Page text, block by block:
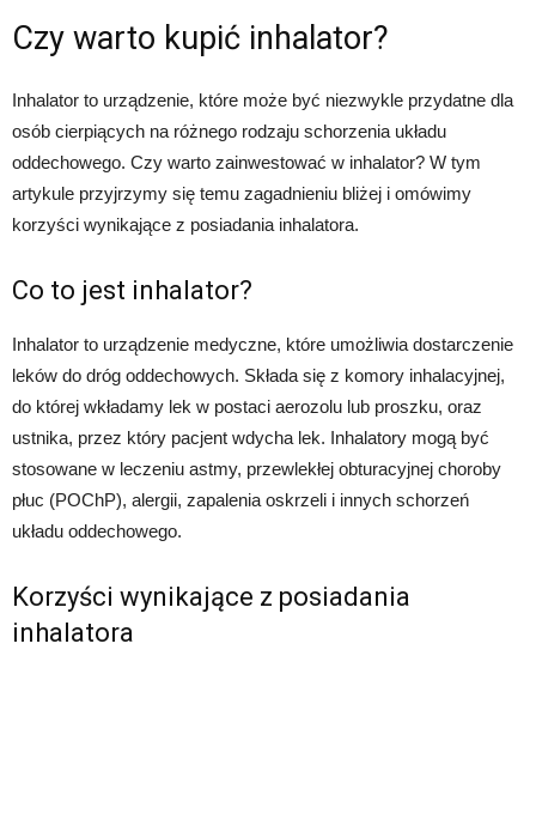
Czy warto kupić inhalator?
Inhalator to urządzenie, które może być niezwykle przydatne dla
osób cierpiących na różnego rodzaju schorzenia układu
oddechowego. Czy warto zainwestować w inhalator? W tym
artykule przyjrzymy się temu zagadnieniu bliżej i omówimy
korzyści wynikające z posiadania inhalatora.
Co to jest inhalator?
Inhalator to urządzenie medyczne, które umożliwia dostarczenie
leków do dróg oddechowych. Składa się z komory inhalacyjnej,
do której wkładamy lek w postaci aerozolu lub proszku, oraz
ustnika, przez który pacjent wdycha lek. Inhalatory mogą być
stosowane w leczeniu astmy, przewlekłej obturacyjnej choroby
płuc (POChP), alergii, zapalenia oskrzeli i innych schorzeń
układu oddechowego.
Korzyści wynikające z posiadania
inhalatora